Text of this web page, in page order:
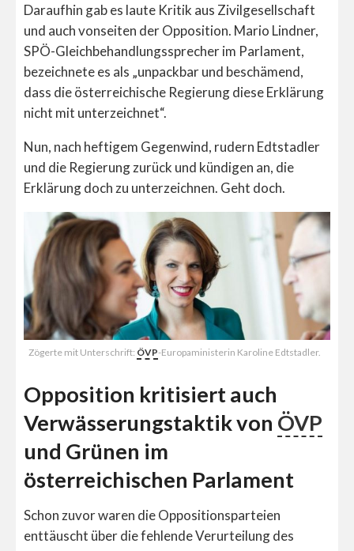
Daraufhin gab es laute Kritik aus Zivilgesellschaft
und auch vonseiten der Opposition. Mario Lindner,
SPÖ-Gleichbehandlungssprecher im Parlament,
bezeichnete es als „unpackbar und beschämend,
dass die österreichische Regierung diese Erklärung
nicht mit unterzeichnet“.
Nun, nach heftigem Gegenwind, rudern Edtstadler
und die Regierung zurück und kündigen an, die
Erklärung doch zu unterzeichnen. Geht doch.
Zögerte mit Unterschrift: ÖVP-Europaministerin Karoline Edtstadler.
Opposition kritisiert auch
Verwässerungstaktik von ÖVP
und Grünen im
österreichischen Parlament
Schon zuvor waren die Oppositionsparteien
enttäuscht über die fehlende Verurteilung des